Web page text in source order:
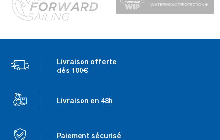
Livraison offerte
dés 100€
Livraison en 48h
Paiement sécurisé